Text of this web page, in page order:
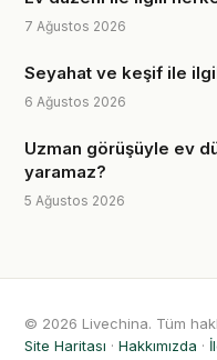
7 Ağustos 2026
Seyahat ve keşif ile
6 Ağustos 2026
Uzman görüşüyle ev
yaramaz?
5 Ağustos 2026
© 2026 Livechina. Tüm
Site Haritası · Hakkımızda ·